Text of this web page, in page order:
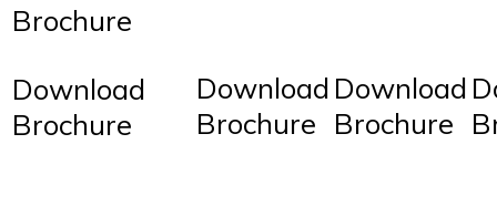
Brochure
Download
Brochure
Download
Brochure
Download
Brochure